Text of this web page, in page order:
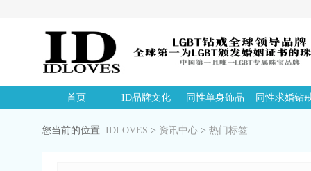
首页 ID品牌文化 同性单身饰品 同性求婚钻
您当前的位置: IDLOVES > 资讯中心 > 热门标签